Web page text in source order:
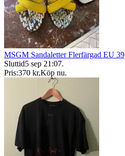
MSGM Sandaletter Flerfärgad EU 39
Sluttid5 sep 21:07.
Pris:370 kr,Köp nu.